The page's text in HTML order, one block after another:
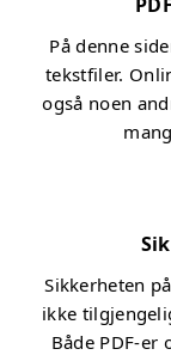
På denne
tekstfiler.
også noen
Sikkerheten
ikke
Både PDF-